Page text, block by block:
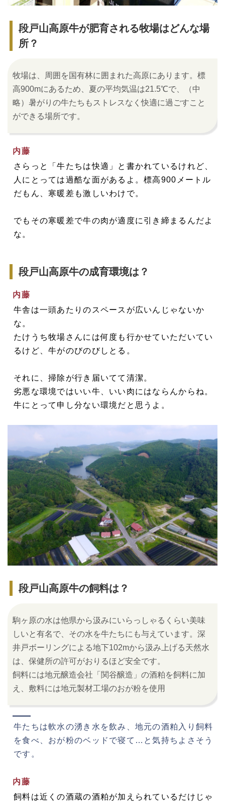
段戸山高原牛が肥育される牧場はどんな場
所？
牧場は、周囲を国有林に囲まれた高原にあります。標
高900mにあるため、夏の平均気温は21.5℃で、（中
略）暑がりの牛たちもストレスなく快適に過ごすこと
ができる場所です。
内藤
さらっと「牛たちは快適」と書かれているけれど、
人にとっては過酷な面があるよ。標高900メートル
だもん、寒暖差も激しいわけで。
でもその寒暖差で牛の肉が適度に引き締まるんだよ
な。
段戸山高原牛の成育環境は？
内藤
牛舎は一頭あたりのスペースが広いんじゃないか
な。
たけうち牧場さんには何度も行かせていただいてい
るけど、牛がのびのびしとる。
それに、掃除が行き届いてて清潔。
劣悪な環境ではいい牛、いい肉にはならんからね。
牛にとって申し分ない環境だと思うよ。
段戸山高原牛の飼料は？
駒ヶ原の水は他県から汲みにいらっしゃるくらい美味
しいと有名で、その水を牛たちにも与えています。深
井戸ボーリングによる地下102mから汲み上げる天然水
は、保健所の許可がおりるほど安全です。
飼料には地元醸造会社「関谷醸造」の酒粕を飼料に加
え、敷料には地元製材工場のおが粉を使用
牛たちは軟水の湧き水を飲み、地元の酒粕入り飼料
を食べ、おが粉のベッドで寝て…と気持ちよさそう
です。
内藤
飼料は近くの酒蔵の酒粕が加えられているだけじゃ